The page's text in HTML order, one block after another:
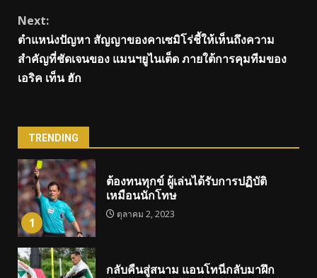
Next:
ตําแหน่งปัญหา สัญญาของคาเซมิโร่ชี้ให้เห็นถึงความ
สําคัญที่ชัดเจนของ แมนฯยูไนเต็ด ภายใต้การคุมทีมของ
เอริค เท็น ฮัก
TRENDING
1
ต้องทนทุกข์ ผู้เล่นได้รับการปฏิบัติ
เหมือนนักโทษ
ตุลาคม 2, 2023
กลับคืนสู่สนาม แอนโทนี่กลับมาฝึก